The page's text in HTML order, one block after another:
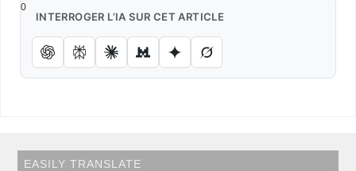
0
INTERROGER L’IA SUR CET ARTICLE
EASILY TRANSLATE